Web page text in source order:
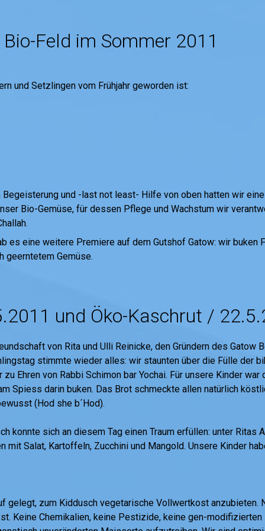
Feld im Sommer 2011
und Setzlingen vom Frühjahr geworden ist:
und -last not least- Hilfe von oben hatten wir
Bio-Gemüse, für dessen Pflege und Wachstum wir
es eine weitere Premiere auf dem Gutshof Gatow: wir buken
geerntetem Gemüse.
und Öko-Kaschrut /
von Rita und Ulli Reinicke, den Gründern des Gatow
stimmte wieder alles: wir staunten über die Fülle der
Ehren von Rabbi Schimon bar Yochai. Für unsere Kinder
Spiess darin buken. Das Brot schmeckte allen natürlich
(Hod she b´Hod).
konnte sich an diesem Tag einen Traum erfüllen: unter Ritas
mit Salat, Kartoffeln, Zucchini und Mangold. Unsere Kinder
gelegt, zum Kiddusch vegetarische Vollwertkost anzubieten.
Keine Chemikalien, keine Pestizide, keine gen-